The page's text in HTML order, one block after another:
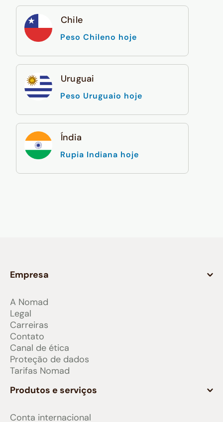
Chile
Peso Chileno hoje
Uruguai
Peso Uruguaio hoje
Índia
Rupia Indiana hoje
Empresa
A Nomad
Legal
Carreiras
Contato
Canal de ética
Proteção de dados
Tarifas Nomad
Produtos e serviços
Conta internacional